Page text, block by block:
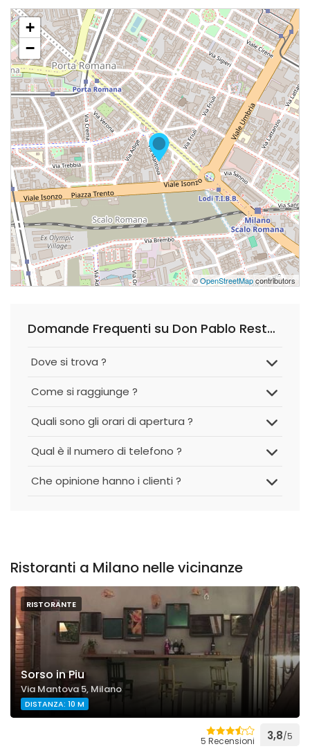
+
−
©OpenStreetMapcontributors
Domande Frequenti su Don Pablo Restaurante
Dove si trova ?
Come si raggiunge ?
Quali sono gli orari di apertura ?
Qual è il numero di telefono ?
Che opinione hanno i clienti ?
Ristoranti a Milano nelle vicinanze
RISTORANTE
Sorso in Piu
Via Mantova 5, Milano
DISTANZA: 10 M
5 Recensioni 3,8/5